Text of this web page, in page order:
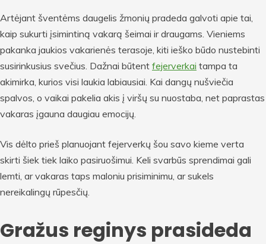
Artėjant šventėms daugelis žmonių pradeda galvoti apie tai,
kaip sukurti įsimintiną vakarą šeimai ir draugams. Vieniems
pakanka jaukios vakarienės terasoje, kiti ieško būdo nustebinti
susirinkusius svečius. Dažnai būtent fejerverkai tampa ta
akimirka, kurios visi laukia labiausiai. Kai dangų nušviečia
spalvos, o vaikai pakelia akis į viršų su nuostaba, net paprastas
vakaras įgauna daugiau emocijų.
Vis dėlto prieš planuojant fejerverkų šou savo kieme verta
skirti šiek tiek laiko pasiruošimui. Keli svarbūs sprendimai gali
lemti, ar vakaras taps maloniu prisiminimu, ar sukels
nereikalingų rūpesčių.
Gražus reginys prasideda